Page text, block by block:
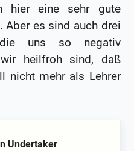
hier eine sehr gute
Aber es sind auch drei
uns so negativ
heilfroh sind, daß
nicht mehr als Lehrer
Undertaker